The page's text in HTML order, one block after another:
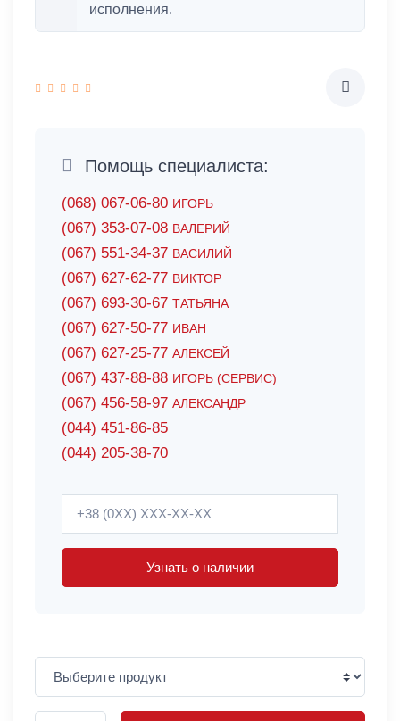
исполнения.
Помощь специалиста:
(068) 067-06-80 ИГОРЬ
(067) 353-07-08 ВАЛЕРИЙ
(067) 551-34-37 ВАСИЛИЙ
(067) 627-62-77 ВИКТОР
(067) 693-30-67 ТАТЬЯНА
(067) 627-50-77 ИВАН
(067) 627-25-77 АЛЕКСЕЙ
(067) 437-88-88 ИГОРЬ (СЕРВИС)
(067) 456-58-97 АЛЕКСАНДР
(044) 451-86-85
(044) 205-38-70
Узнать о наличии